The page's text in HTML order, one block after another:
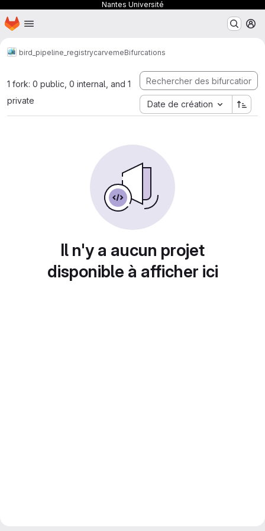
Nantes Université
Passer au contenu principal
Page d'accueil
bird_pipeline_registrycarvemeBifurcations
1 fork: 0 public, 0 internal, and 1
private
Date de création
Il n'y a aucun projet
disponible à afficher ici